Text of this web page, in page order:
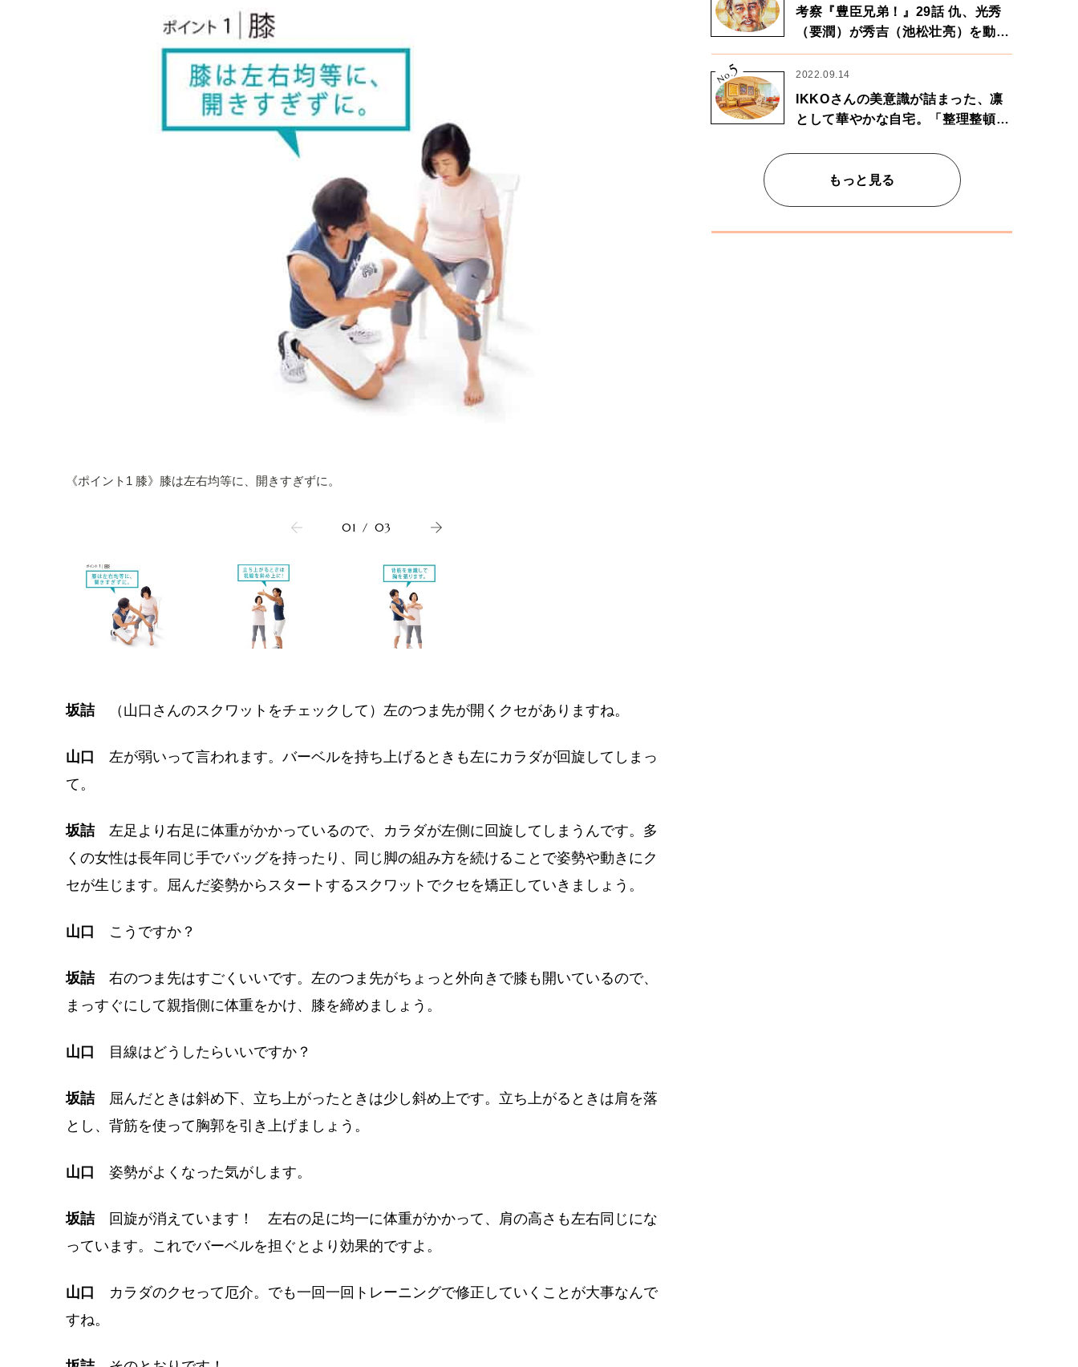
《ポイント1 膝》膝は左右均等に、開きすぎずに。
01 / 03
坂詰 （山口さんのスクワットをチェックして）左のつま先が開くクセがありますね。
山口 左が弱いって言われます。バーベルを持ち上げるときも左にカラダが回旋してしまっ
て。
坂詰 左足より右足に体重がかかっているので、カラダが左側に回旋してしまうんです。多
くの女性は長年同じ手でバッグを持ったり、同じ脚の組み方を続けることで姿勢や動きにク
セが生じます。屈んだ姿勢からスタートするスクワットでクセを矯正していきましょう。
山口 こうですか？
坂詰 右のつま先はすごくいいです。左のつま先がちょっと外向きで膝も開いているので、
まっすぐにして親指側に体重をかけ、膝を締めましょう。
山口 目線はどうしたらいいですか？
坂詰 屈んだときは斜め下、立ち上がったときは少し斜め上です。立ち上がるときは肩を落
とし、背筋を使って胸郭を引き上げましょう。
山口 姿勢がよくなった気がします。
坂詰
回旋が消えています！ 左右の足に均一に体重がかかって、肩の高さも左右同じにな
っています。これでバーベルを担ぐとより効果的ですよ。
山口 カラダのクセって厄介。でも一回一回トレーニングで修正していくことが大事なんで
すね。
考察『豊臣兄弟！』29話 仇、光秀
（要潤）が秀吉（池松壮亮）を動か
す。天下に向けた兄弟の分岐点。
No.
5 2022.09.14
IKKOさんの美意識が詰まった、凛
として華やかな自宅。「整理整頓は
もっと見る